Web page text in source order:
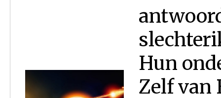
Hun
Zelf van